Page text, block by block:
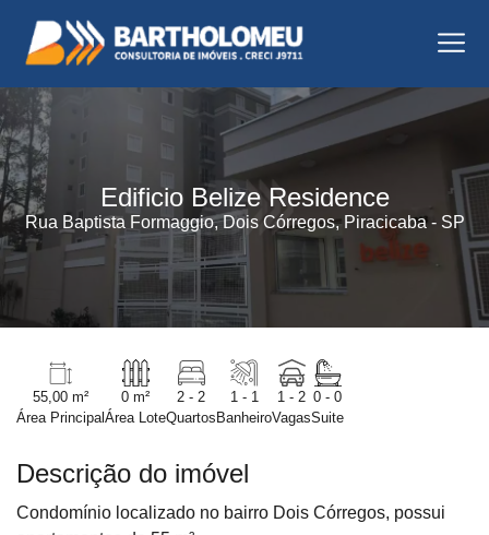
Edificio Belize Residence
Rua Baptista Formaggio, Dois Córregos, Piracicaba - SP
55,00 m²
Área Principal
0 m²
Área Lote
2 - 2
Quartos
1 - 1
Banheiro
1 - 2
Vagas
0 - 0
Suite
Descrição do imóvel
Condomínio localizado no bairro Dois Córregos, possui